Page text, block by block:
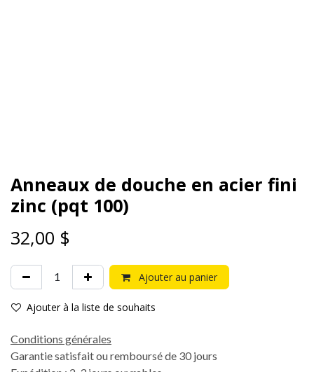
Anneaux de douche en acier fini
zinc (pqt 100)
32,00 $
Ajouter au panier
Ajouter à la liste de souhaits
Conditions générales
Garantie satisfait ou remboursé de 30 jours